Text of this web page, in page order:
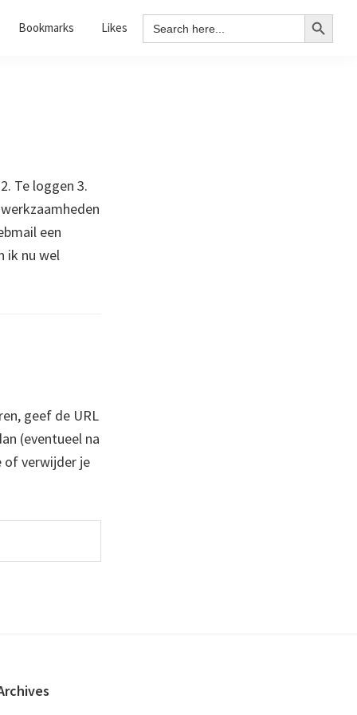
Bookmarks Likes Search
for:
Search Button
Te loggen 3.
een
ik nu wel
geef de URL
(eventueel na
of verwijder je